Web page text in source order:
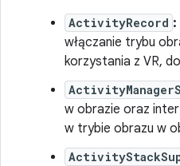
ActivityRecord :
włączanie trybu
korzystania z VR,
w obrazie oraz
w trybie obrazu w